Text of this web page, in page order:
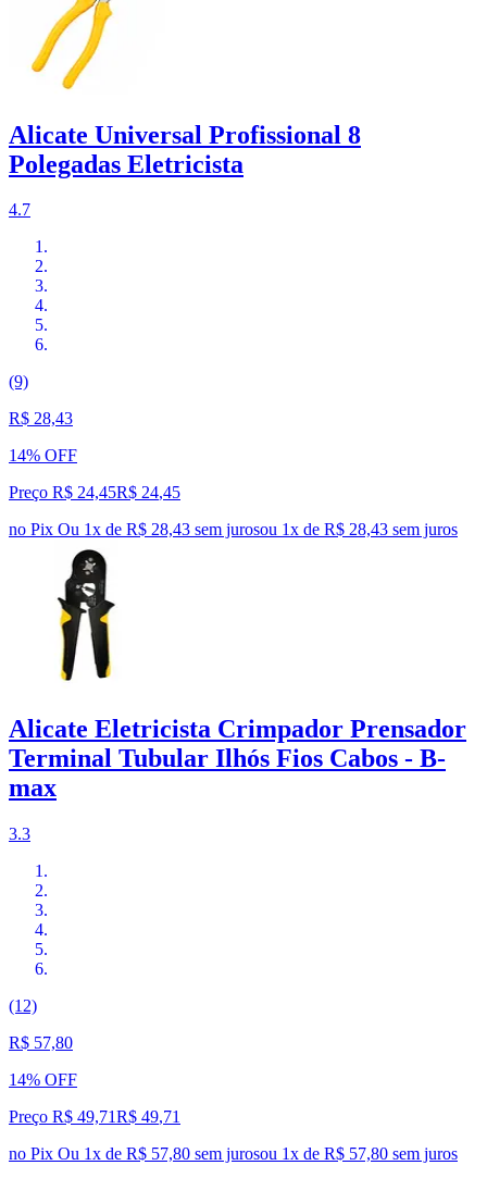
Alicate Universal Profissional 8
Polegadas Eletricista
4.7
(9)
R$ 28,43
14% OFF
Preço R$ 24,45R$ 24,45
no Pix Ou 1x de R$ 28,43 sem jurosou 1x de R$ 28,43 sem juros
Alicate Eletricista Crimpador Prensador
Terminal Tubular Ilhós Fios Cabos - B-
max
3.3
(12)
R$ 57,80
14% OFF
Preço R$ 49,71R$ 49,71
no Pix Ou 1x de R$ 57,80 sem jurosou 1x de R$ 57,80 sem juros